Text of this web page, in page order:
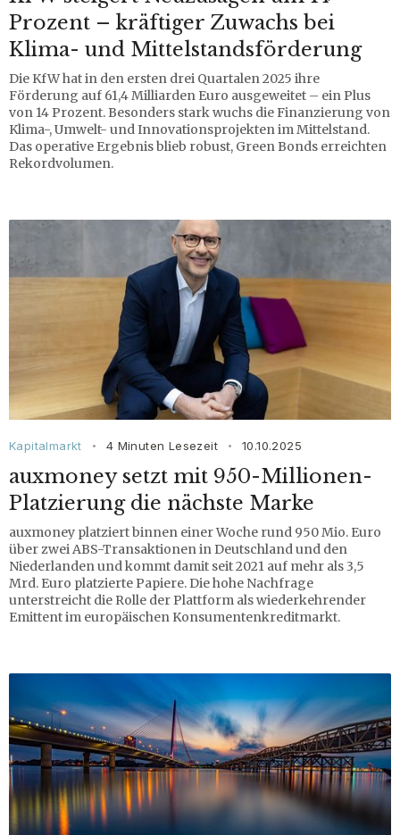
Prozent – kräftiger Zuwachs bei
Klima- und Mittelstandsförderung
Die KfW hat in den ersten drei Quartalen 2025 ihre
Förderung auf 61,4 Milliarden Euro ausgeweitet – ein Plus
von 14 Prozent. Besonders stark wuchs die Finanzierung von
Klima-, Umwelt- und Innovationsprojekten im Mittelstand.
Das operative Ergebnis blieb robust, Green Bonds erreichten
Rekordvolumen.
Kapitalmarkt • 4 Minuten Lesezeit • 10.10.2025
auxmoney setzt mit 950-Millionen-
Platzierung die nächste Marke
auxmoney platziert binnen einer Woche rund 950 Mio. Euro
über zwei ABS-Transaktionen in Deutschland und den
Niederlanden und kommt damit seit 2021 auf mehr als 3,5
Mrd. Euro platzierte Papiere. Die hohe Nachfrage
unterstreicht die Rolle der Plattform als wiederkehrender
Emittent im europäischen Konsumentenkreditmarkt.